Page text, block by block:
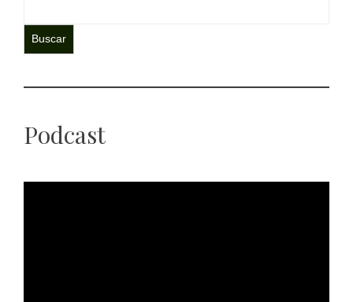
Buscar
Podcast